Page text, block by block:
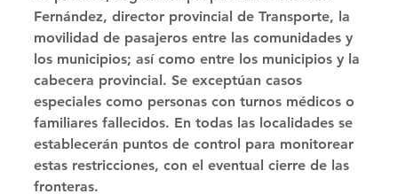
Fernández, director provincial de Transporte, la
movilidad de pasajeros entre las comunidades y
los municipios; así como entre los municipios y la
cabecera provincial. Se exceptúan casos
especiales como personas con turnos médicos o
familiares fallecidos. En todas las localidades se
establecerán puntos de control para monitorear
estas restricciones, con el eventual cierre de las
fronteras.